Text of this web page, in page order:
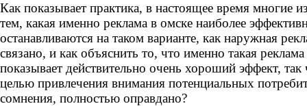
Как показывает практика, в настоящее время многие
тем, какая именно реклама в омске наиболее
останавливаются на таком варианте, как наружная
связано, и как объяснить то, что именно такая
показывает действительно очень хороший эффект, так
целью привлечения внимания потенциальных
сомнения, полностью оправдано?